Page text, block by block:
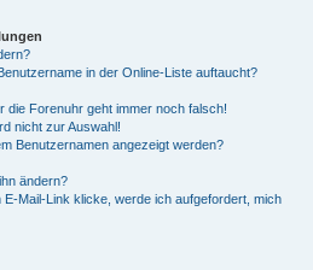
in der Online-Liste auftaucht?
die Forenuhr geht immer noch falsch!
nicht zur Auswahl!
Benutzernamen angezeigt werden?
ändern?
Mail-Link klicke, werde ich aufgefordert, mich